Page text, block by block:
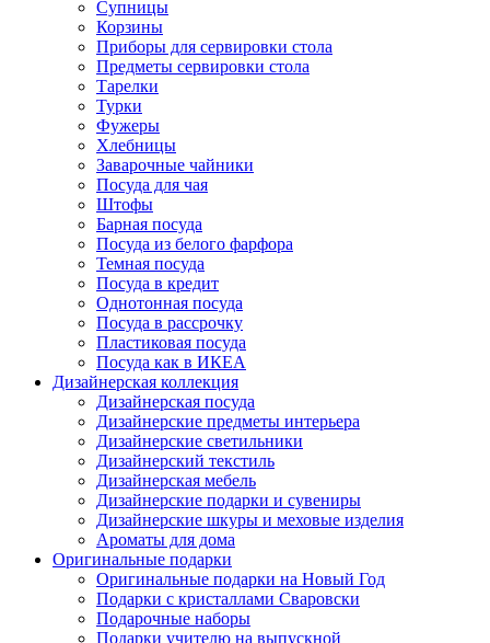
Супницы
Корзины
Приборы для сервировки стола
Предметы сервировки стола
Тарелки
Турки
Фужеры
Хлебницы
Заварочные чайники
Посуда для чая
Штофы
Барная посуда
Посуда из белого фарфора
Темная посуда
Посуда в кредит
Однотонная посуда
Посуда в рассрочку
Пластиковая посуда
Посуда как в ИКЕА
Дизайнерская коллекция
Дизайнерская посуда
Дизайнерские предметы интерьера
Дизайнерские светильники
Дизайнерский текстиль
Дизайнерская мебель
Дизайнерские подарки и сувениры
Дизайнерские шкуры и меховые изделия
Ароматы для дома
Оригинальные подарки
Оригинальные подарки на Новый Год
Подарки с кристаллами Сваровски
Подарочные наборы
Подарки учителю на выпускной